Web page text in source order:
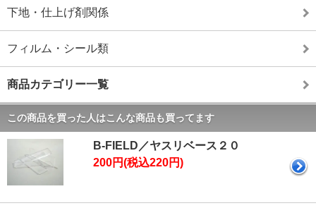
下地・仕上げ剤関係
フィルム・シール類
商品カテゴリー一覧
この商品を買った人はこんな商品も買ってます
B-FIELD／ヤスリベース２０
200円(税込220円)